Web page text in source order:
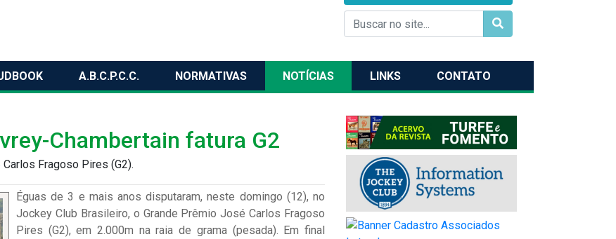
A.B.C.P.C.C. NORMATIVAS NOTÍCIAS LINKS CONTATO
Chambertain fatura G2
Fragoso Pires (G2).
Éguas de 3 e mais anos disputaram, neste domingo (12), no
Jockey Club Brasileiro, o Grande Prêmio José Carlos Fragoso
Pires (G2), em 2.000m na raia de grama (pesada). Em final